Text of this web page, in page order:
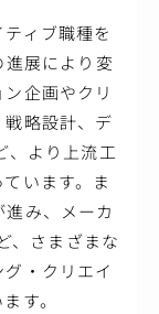
YDN）、Goog
動画広告
、Meta広告、
広告
環境です。ビ
リリースする
だけ話すため
ーションを気
ィブ職種を
展により変
企画やクリ
略設計、デ
、より上流工
います。ま
み、メーカ
、さまざまな
・クリエイ
す。